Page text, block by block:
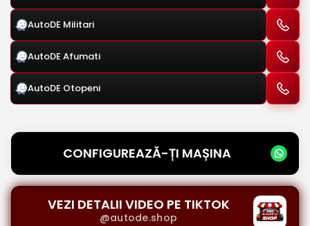
AutoDE Militari
AutoDE Afumati
AutoDE Otopeni
CONFIGUREAZĂ-ȚI MAȘINA
VEZI DETALII VIDEO PE TIKTOK
@autode.shop